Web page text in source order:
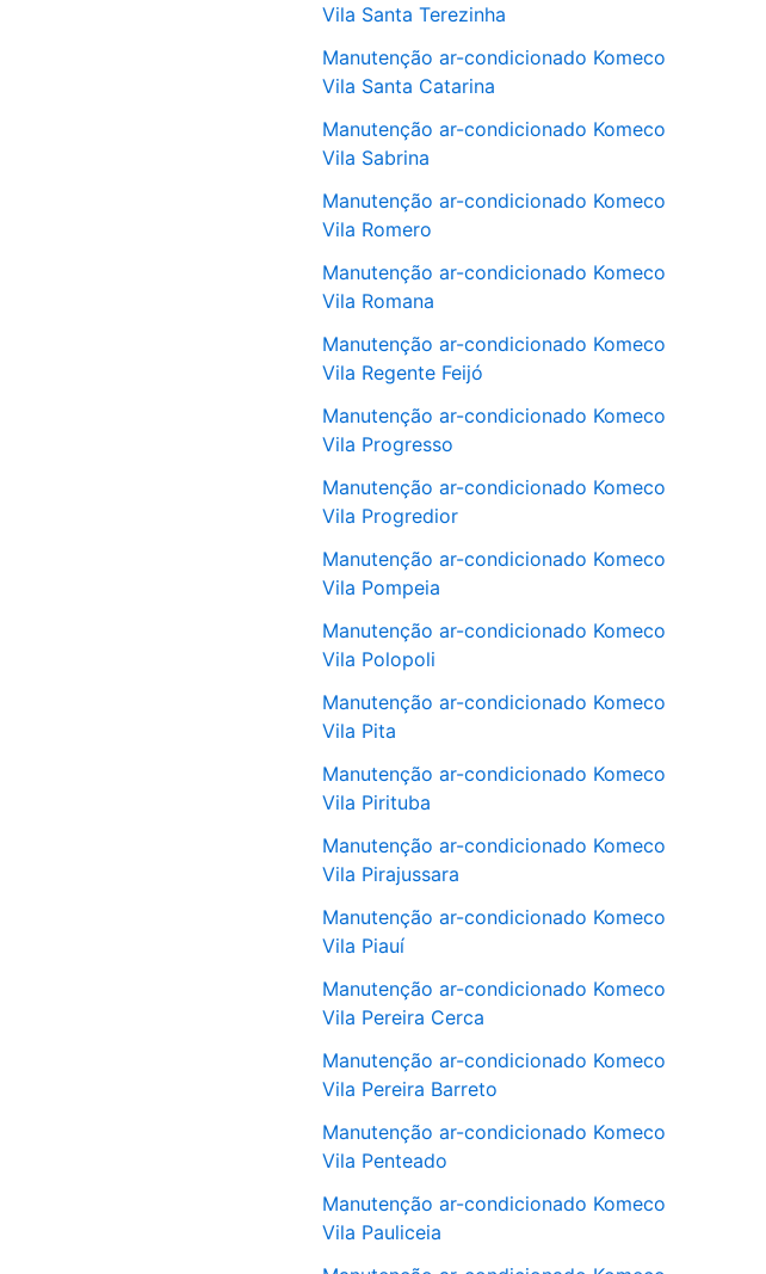
Vila Santa Terezinha
Manutenção ar-condicionado Komeco
Vila Santa Catarina
Manutenção ar-condicionado Komeco
Vila Sabrina
Manutenção ar-condicionado Komeco
Vila Romero
Manutenção ar-condicionado Komeco
Vila Romana
Manutenção ar-condicionado Komeco
Vila Regente Feijó
Manutenção ar-condicionado Komeco
Vila Progresso
Manutenção ar-condicionado Komeco
Vila Progredior
Manutenção ar-condicionado Komeco
Vila Pompeia
Manutenção ar-condicionado Komeco
Vila Polopoli
Manutenção ar-condicionado Komeco
Vila Pita
Manutenção ar-condicionado Komeco
Vila Pirituba
Manutenção ar-condicionado Komeco
Vila Pirajussara
Manutenção ar-condicionado Komeco
Vila Piauí
Manutenção ar-condicionado Komeco
Vila Pereira Cerca
Manutenção ar-condicionado Komeco
Vila Pereira Barreto
Manutenção ar-condicionado Komeco
Vila Penteado
Manutenção ar-condicionado Komeco
Vila Pauliceia